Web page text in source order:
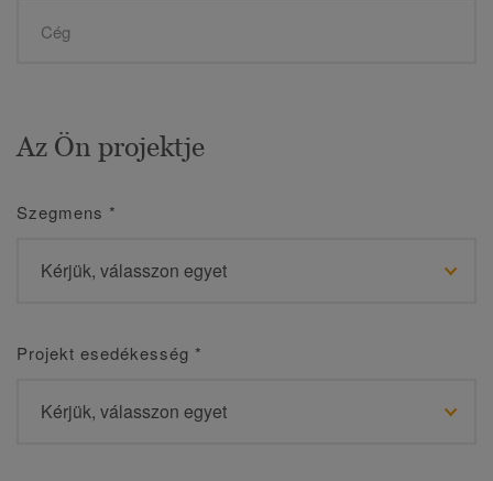
Az Ön projektje
Szegmens *
Projekt esedékesség *